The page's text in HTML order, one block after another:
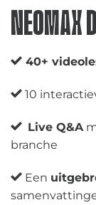
NEOMAX
40+
10
Live Q&A
branche
Een